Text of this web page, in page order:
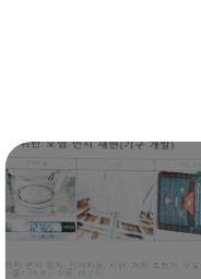
COGNITIVE